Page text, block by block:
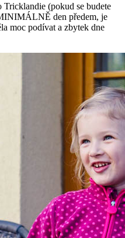
Tricklandie (pokud se budete
den předem, je
moc podívat a zbytek dne